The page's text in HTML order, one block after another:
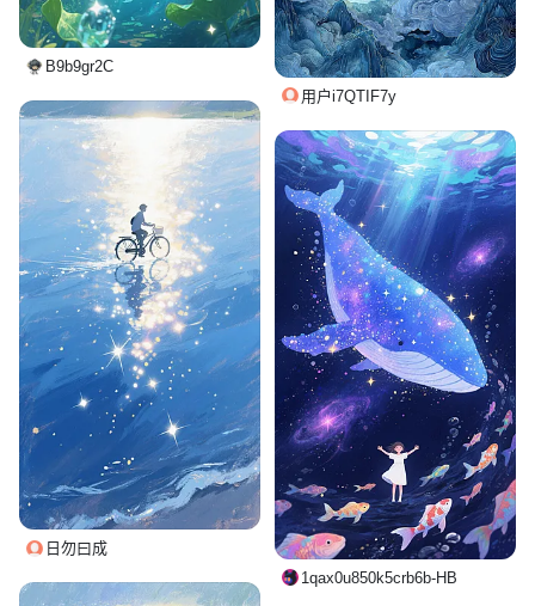
B9b9gr2C
用户i7QTIF7y
日勿曰成
1qax0u850k5crb6b-HB